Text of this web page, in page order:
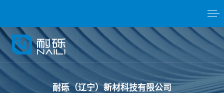
耐砾（辽宁）新材科技有限公司